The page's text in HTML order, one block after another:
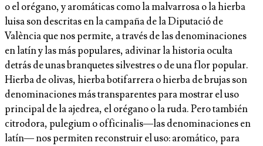
o el orégano, y aromáticas como la malvarrosa o la hierba
luisa son descritas en la campaña de la Diputació de
València que nos permite, a través de las denominaciones
en latín y las más populares, adivinar la historia oculta
detrás de unas branquetes silvestres o de una flor popular.
Hierba de olivas, hierba botifarrera o hierba de brujas son
denominaciones más transparentes para mostrar el uso
principal de la ajedrea, el orégano o la ruda. Pero también
citrodora, pulegium o officinalis—las denominaciones en
latín— nos permiten reconstruir el uso: aromático, para